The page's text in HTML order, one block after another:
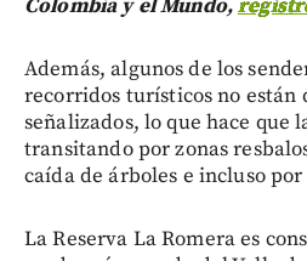
Colombia y el Mundo,
Además, algunos de los
recorridos turísticos no están
señalizados, lo que hace que
transitando por zonas
caída de árboles e incluso
La Reserva La Romera es